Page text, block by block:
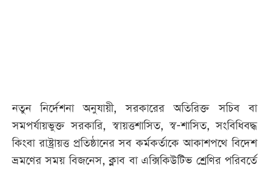
নতুন নির্দেশনা অনুযায়ী, সরকারের অতিরিক্ত সচিব বা
সমপর্যায়ভুক্ত সরকারি, স্বায়ত্তশাসিত, স্ব-শাসিত, সংবিধিবদ্ধ
কিংবা রাষ্ট্রায়ত্ত প্রতিষ্ঠানের সব কর্মকর্তাকে আকাশপথে বিদেশ
ভ্রমণের সময় বিজনেস, ক্লাব বা এক্সিকিউটিভ শ্রেণির পরিবর্তে